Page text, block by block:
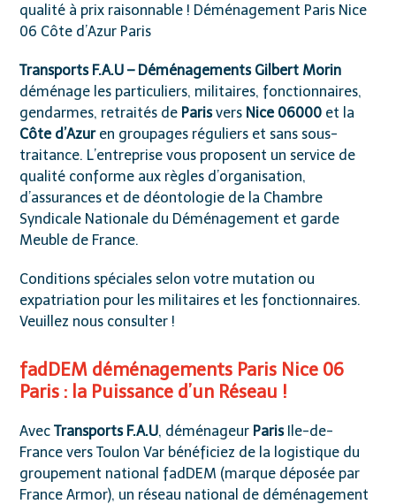
qualité à prix raisonnable ! Déménagement Paris Nice
06 Côte d’Azur Paris
Transports F.A.U – Déménagements Gilbert Morin
déménage les particuliers, militaires, fonctionnaires,
gendarmes, retraités de Parisvers Nice 06000 et la
Côte d’Azuren groupages réguliers et sans sous-
traitance. L’entreprise vous proposent un service de
qualité conforme aux règles d’organisation,
d’assurances et de déontologie de la Chambre
Syndicale Nationale du Déménagement et garde
Meuble de France.
Conditions spéciales selon votre mutation ou
expatriation pour les militaires et les fonctionnaires.
Veuillez nous consulter !
fadDEM déménagements Paris Nice 06
Paris : la Puissance d’un Réseau !
AvecTransports F.A.U, déménageur ParisIle-de-
France vers Toulon Var bénéficiez de la logistique du
groupement national fadDEM (marque déposée par
France Armor), un réseau national de déménagement